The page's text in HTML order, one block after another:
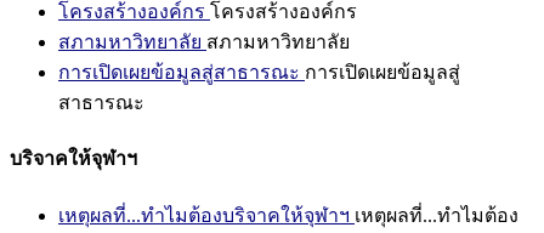
โครงสร้างองค์กร โครงสร้างองค์กร
สภามหาวิทยาลัย สภามหาวิทยาลัย
การเปิดเผยข้อมูลสู่สาธารณะ การเปิดเผยข้อมูลสู่
สาธารณะ
บริจาคให้จุฬาฯ
เหตุผลที่...ทำไมต้องบริจาคให้จุฬาฯ เหตุผลที่...ทำไมต้อง